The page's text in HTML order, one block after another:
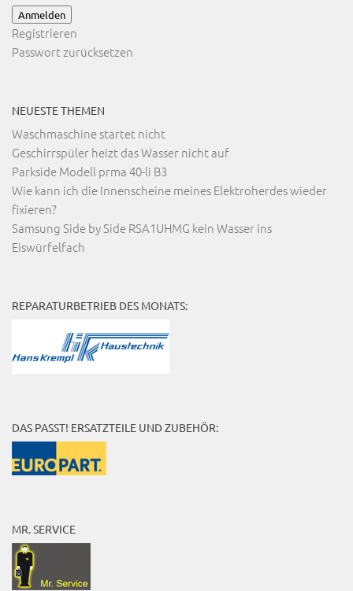
Anmelden
Registrieren
Passwort zurücksetzen
NEUESTE THEMEN
Waschmaschine startet nicht
Geschirrspüler heizt das Wasser nicht auf
Parkside Modell prma 40-li B3
Wie kann ich die Innenscheine meines Elektroherdes wieder
fixieren?
Samsung Side by Side RSA1UHMG kein Wasser ins
Eiswürfelfach
REPARATURBETRIEB DES MONATS:
DAS PASST! ERSATZTEILE UND ZUBEHÖR:
MR. SERVICE